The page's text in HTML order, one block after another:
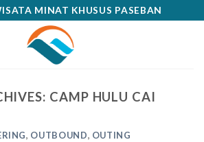
MINAT KHUSUS PASEBAN
CAMP HULU CAI
, OUTBOUND, OUTING